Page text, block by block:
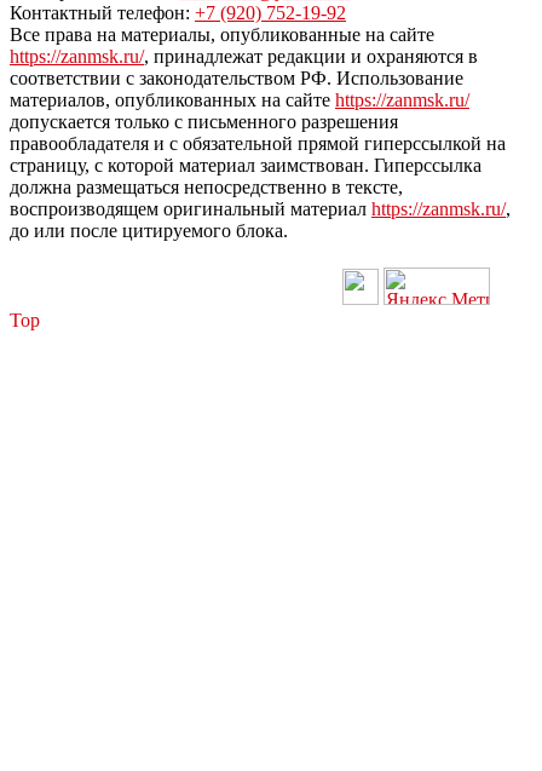
Контактный телефон: +7 (920) 752-19-92
Все права на материалы, опубликованные на сайте
https://zanmsk.ru/, принадлежат редакции и охраняются в
соответствии с законодательством РФ. Использование
материалов, опубликованных на сайте https://zanmsk.ru/
допускается только с письменного разрешения
правообладателя и с обязательной прямой гиперссылкой на
страницу, с которой материал заимствован. Гиперссылка
должна размещаться непосредственно в тексте,
воспроизводящем оригинальный материал https://zanmsk.ru/,
до или после цитируемого блока.
Top